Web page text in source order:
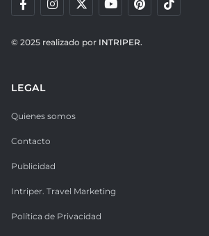
© 2025 realizado por INTRIPER.
LEGAL
Quienes somos
Contacto
Publicidad
Intriper. Travel Marketing
Política de Privacidad